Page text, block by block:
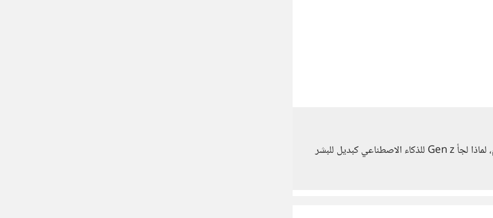
كلامك صحيح أستاذ محمد أنا أتفق معك، لكن نحتاج أيضًا لوضع سؤال هام، لماذا لجأ Gen z للذكاء الاصطناعي كبديل للبشر